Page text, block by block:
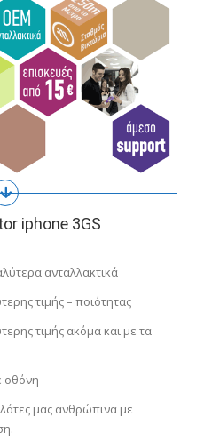
iphone 3GS
ανταλλακτικά
τιμής – ποιότητας
τιμής ακόμα και με τα
οθόνη
μας ανθρώπινα με